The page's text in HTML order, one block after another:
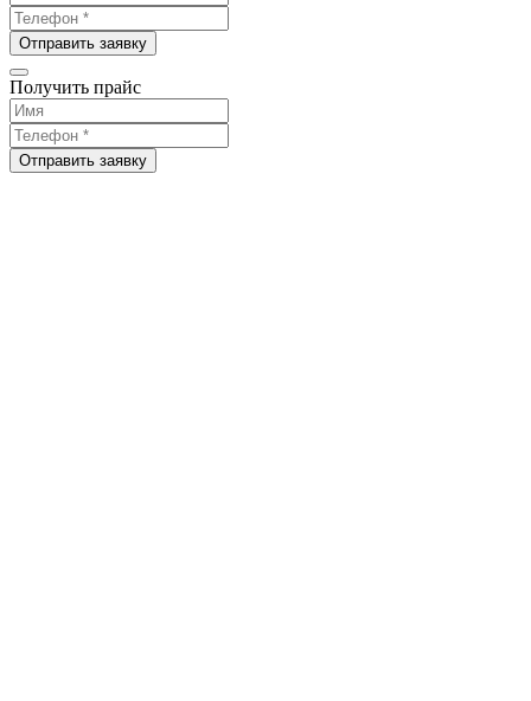
Отправить заявку
Получить прайс
Отправить заявку